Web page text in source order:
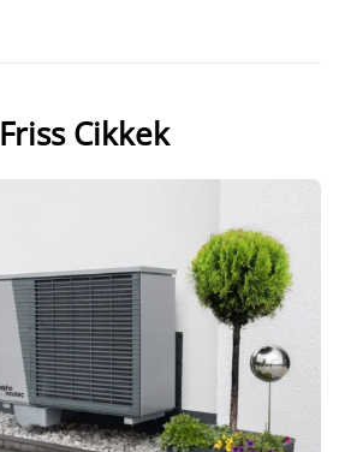
Friss Cikkek